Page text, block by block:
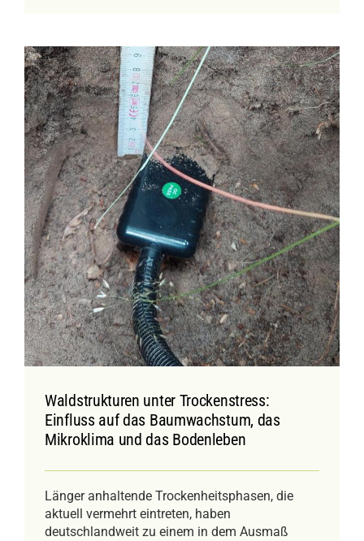
Waldstrukturen unter Trockenstress:
Einfluss auf das Baumwachstum, das
Mikroklima und das Bodenleben
Länger anhaltende Trockenheitsphasen, die
aktuell vermehrt eintreten, haben
deutschlandweit zu einem in dem Ausmaß